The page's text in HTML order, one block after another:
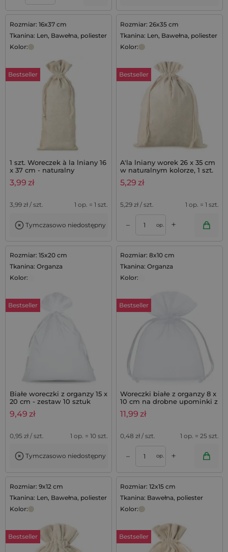
Rozmiar: 16x37 cm
Tkanina: Len, Bawełna, poliester
Kolor:
Bestseller
1 szt. Woreczek à la lniany 16
x 37 cm - naturalny
3,99 zł
3,99 zł / szt. 1 op. = 1 szt.
Tymczasowo niedostępny
Rozmiar: 26x35 cm
Tkanina: Len, Bawełna, poliester
Kolor:
Bestseller
A'la lniany worek 26 x 35 cm
w naturalnym kolorze, 1 szt.
5,29 zł
5,29 zł / szt. 1 op. = 1 szt.
– op. +
Rozmiar: 15x20 cm
Tkanina: Organza
Kolor:
Bestseller
Białe woreczki z organzy 15 x
20 cm - zestaw 10 sztuk
9,49 zł
0,95 zł / szt. 1 op. = 10 szt.
Tymczasowo niedostępny
Rozmiar: 8x10 cm
Tkanina: Organza
Kolor:
Bestseller
Woreczki białe z organzy 8 x
10 cm na drobne upominki z
lawendą - 25 szt.
11,99 zł
0,48 zł / szt. 1 op. = 25 szt.
– op. +
Rozmiar: 9x12 cm
Tkanina: Len, Bawełna, poliester
Kolor:
Bestseller
Rozmiar: 12x15 cm
Tkanina: Bawełna, poliester
Kolor:
Bestseller